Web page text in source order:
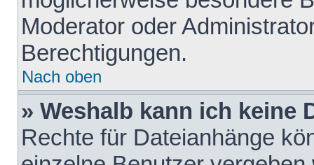
Moderator oder
Berechtigungen.
Nach oben
» Weshalb kann ich keine
Rechte für Dateianhänge